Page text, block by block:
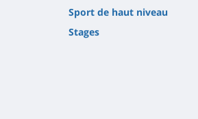
Sport de haut niveau
Stages